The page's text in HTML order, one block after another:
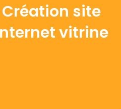
Création site
vitrine